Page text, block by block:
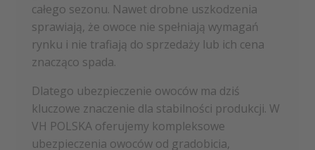
całego sezonu. Nawet drobne uszkodzenia
sprawiają, że owoce nie spełniają wymagań
rynku i nie trafiają do sprzedaży lub ich cena
znacząco spada.
Dlatego ubezpieczenie owoców ma dziś
kluczowe znaczenie dla stabilności produkcji. W
VH POLSKA oferujemy kompleksowe
ubezpieczenia owoców od gradobicia,